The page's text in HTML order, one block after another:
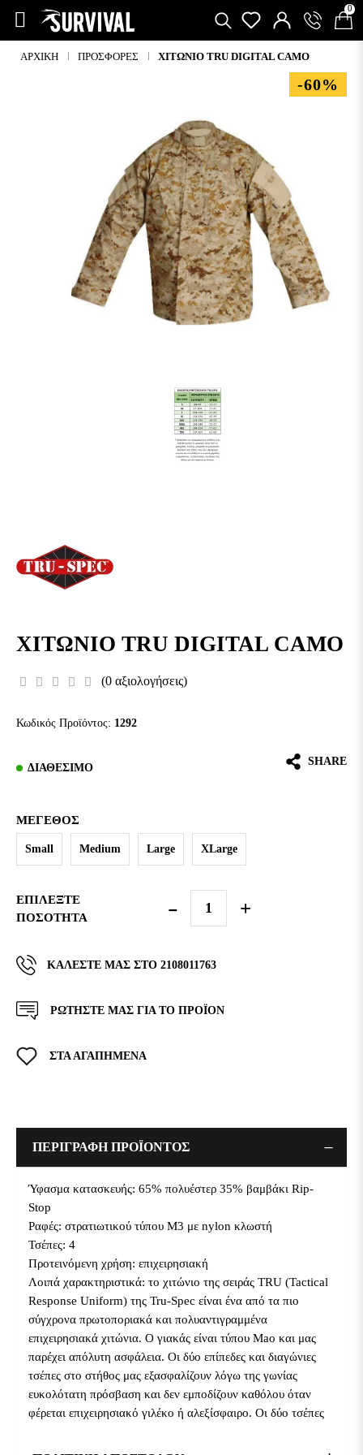
0
ΑΡΧΙΚΉ ΠΡΟΣΦΟΡΈΣ ΧΙΤΩΝΙΟ TRU DIGITAL CAMO
-60%
ΧΙΤΩΝΙΟ TRU DIGITAL CAMO
(0 αξιολογήσεις)
Κωδικός Προϊόντος: 1292
ΔΙΑΘΈΣΙΜΟ SHARE
ΜΈΓΕΘΟΣ
Small Medium Large XLarge
ΕΠΙΛΈΞΤΕ
ΠΟΣΌΤΗΤΑ
ΚΑΛΈΣΤΕ ΜΑΣ ΣΤΟ 2108011763
ΣΤΑ ΑΓΑΠΗΜΕΝΑ
ΡΩΤΗΣΤΕ ΜΑΣ ΓΙΑ ΤΟ ΠΡΟΪΟΝ
ΠΕΡΙΓΡΑΦΗ ΠΡΟΪΟΝΤΟΣ
Ύφασμα κατασκευής: 65% πολυέστερ 35% βαμβάκι Rip-
Stop
Ραφές: στρατιωτικού τύπου Μ3 με nylon κλωστή
Τσέπες: 4
Προτεινόμενη χρήση: επιχειρησιακή
Λοιπά χαρακτηριστικά: το χιτώνιο της σειράς TRU (Tactical
Response Uniform) της Tru-Spec είναι ένα από τα πιο
σύγχρονα πρωτοποριακά και πολυαντιγραμμένα
επιχειρησιακά χιτώνια. Ο γιακάς είναι τύπου Mao και μας
παρέχει απόλυτη ασφάλεια. Οι δύο επίπεδες και διαγώνιες
τσέπες στο στήθος μας εξασφαλίζουν λόγω της γωνίας
ευκολότατη πρόσβαση και δεν εμποδίζουν καθόλου όταν
φέρεται επιχειρησιακό γιλέκο ή αλεξίσφαιρο. Οι δύο τσέπες